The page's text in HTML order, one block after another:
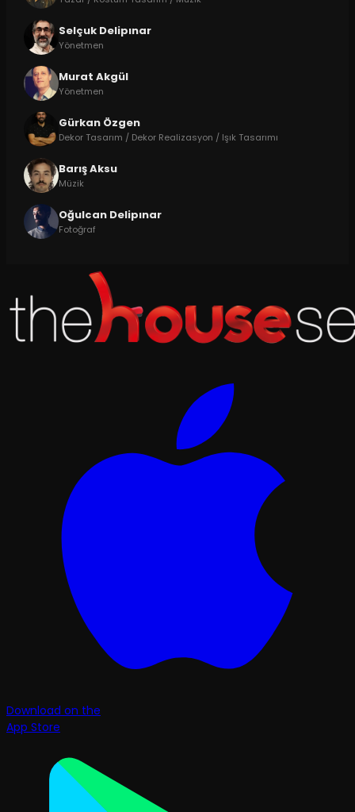
Selçuk Delipınar
Yönetmen
Murat Akgül
Yönetmen
Gürkan Özgen
Dekor Tasarım / Dekor Realizasyon / Işık Tasarımı
Barış Aksu
Müzik
Oğulcan Delipınar
Fotoğraf
Download on the
App Store